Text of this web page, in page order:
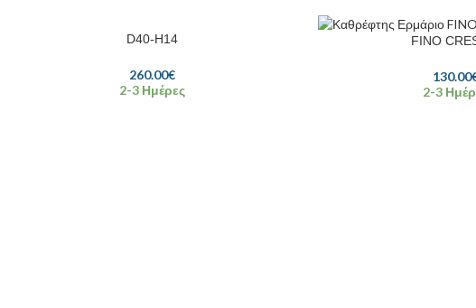
D40-H14
260.00€
2-3 Ημέρες
FINO
130.00
2-3